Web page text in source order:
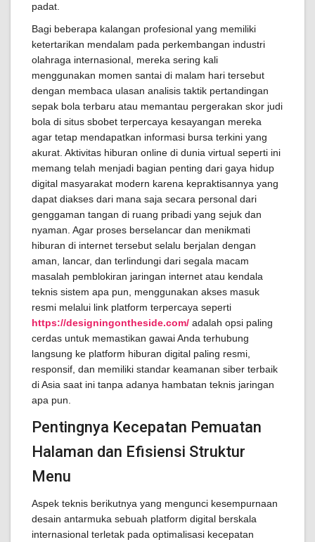
padat.
Bagi beberapa kalangan profesional yang memiliki
ketertarikan mendalam pada perkembangan industri
olahraga internasional, mereka sering kali
menggunakan momen santai di malam hari tersebut
dengan membaca ulasan analisis taktik pertandingan
sepak bola terbaru atau memantau pergerakan skor judi
bola di situs sbobet terpercaya kesayangan mereka
agar tetap mendapatkan informasi bursa terkini yang
akurat. Aktivitas hiburan online di dunia virtual seperti ini
memang telah menjadi bagian penting dari gaya hidup
digital masyarakat modern karena kepraktisannya yang
dapat diakses dari mana saja secara personal dari
genggaman tangan di ruang pribadi yang sejuk dan
nyaman. Agar proses berselancar dan menikmati
hiburan di internet tersebut selalu berjalan dengan
aman, lancar, dan terlindungi dari segala macam
masalah pemblokiran jaringan internet atau kendala
teknis sistem apa pun, menggunakan akses masuk
resmi melalui link platform terpercaya seperti
https://designingontheside.com/ adalah opsi paling
cerdas untuk memastikan gawai Anda terhubung
langsung ke platform hiburan digital paling resmi,
responsif, dan memiliki standar keamanan siber terbaik
di Asia saat ini tanpa adanya hambatan teknis jaringan
apa pun.
Pentingnya Kecepatan Pemuatan
Halaman dan Efisiensi Struktur
Menu
Aspek teknis berikutnya yang mengunci kesempurnaan
desain antarmuka sebuah platform digital berskala
internasional terletak pada optimalisasi kecepatan